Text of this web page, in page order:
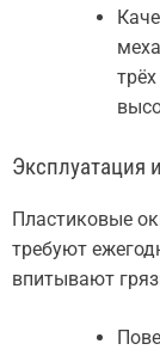
Эксплуатация
Пластиковые
требуют
впитывают